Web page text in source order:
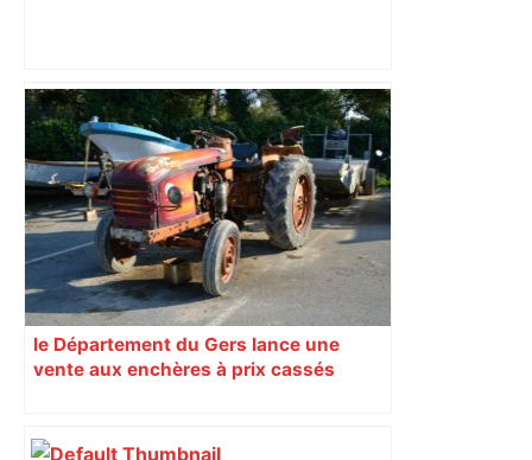
Direct. Top 14 – Montpellier – Stade
français : qui pour rejoindre l'ogre
toulousain en finale ? Suivez la demi-
finale – Rugbyrama
le Département du Gers lance une
vente aux enchères à prix cassés